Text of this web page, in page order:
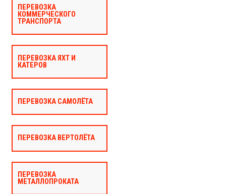
ПЕРЕВОЗКА
КОММЕРЧЕСКОГО
ТРАНСПОРТА
ПЕРЕВОЗКА ЯХТ И
КАТЕРОВ
ПЕРЕВОЗКА САМОЛЁТА
ПЕРЕВОЗКА ВЕРТОЛЁТА
ПЕРЕВОЗКА
МЕТАЛЛОПРОКАТА